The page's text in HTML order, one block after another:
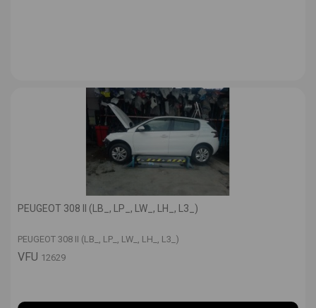
PEUGEOT 308 II (LB_, LP_, LW_, LH_, L3_)
PEUGEOT 308 II (LB_, LP_, LW_, LH_, L3_)
VFU 12629